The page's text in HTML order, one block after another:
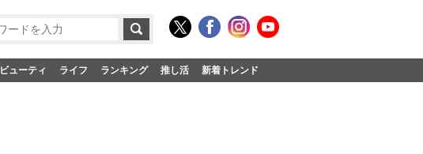
ビューティ ライフ ランキング 推し活 新着トレンド